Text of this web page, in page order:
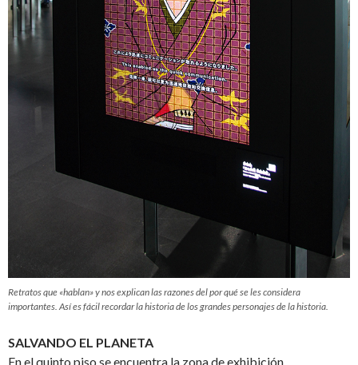
Retratos que «hablan» y nos explican las razones del por qué se les considera
importantes. Así es fácil recordar la historia de los grandes personajes de la historia.
SALVANDO EL PLANETA
En el quinto piso se encuentra la zona de exhibición